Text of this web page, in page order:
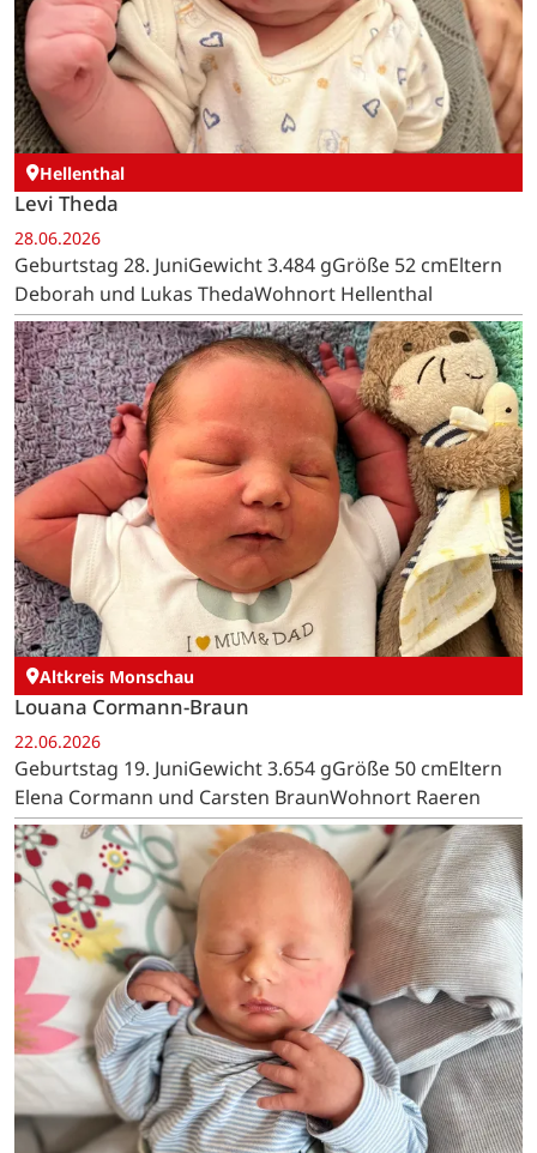
Hellenthal
Levi Theda
28.06.2026
Geburtstag 28. JuniGewicht 3.484 gGröße 52 cmEltern
Deborah und Lukas ThedaWohnort Hellenthal
Altkreis Monschau
Louana Cormann-Braun
22.06.2026
Geburtstag 19. JuniGewicht 3.654 gGröße 50 cmEltern
Elena Cormann und Carsten BraunWohnort Raeren